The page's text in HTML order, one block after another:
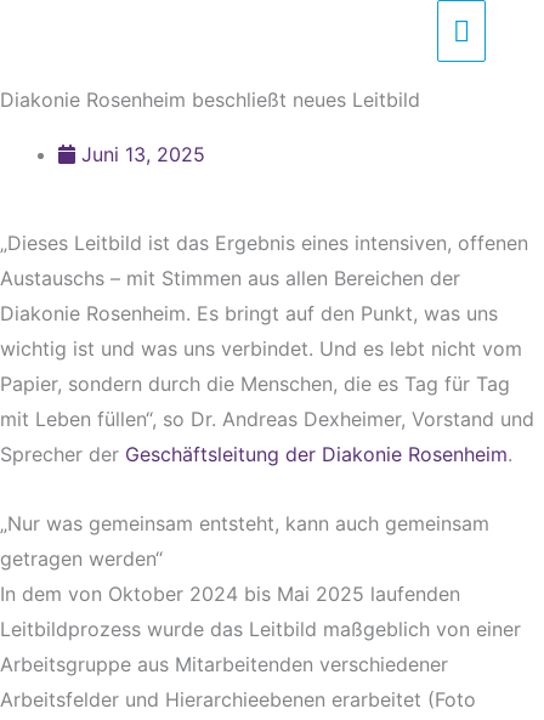
springen
Diakonie Rosenheim beschließt neues Leitbild
Juni 13, 2025
„Dieses Leitbild ist das Ergebnis eines intensiven, offenen
Austauschs – mit Stimmen aus allen Bereichen der
Diakonie Rosenheim. Es bringt auf den Punkt, was uns
wichtig ist und was uns verbindet. Und es lebt nicht vom
Papier, sondern durch die Menschen, die es Tag für Tag
mit Leben füllen“, so Dr. Andreas Dexheimer, Vorstand und
Sprecher der Geschäftsleitung der Diakonie Rosenheim.
„Nur was gemeinsam entsteht, kann auch gemeinsam
getragen werden“
In dem von Oktober 2024 bis Mai 2025 laufenden
Leitbildprozess wurde das Leitbild maßgeblich von einer
Arbeitsgruppe aus Mitarbeitenden verschiedener
Arbeitsfelder und Hierarchieebenen erarbeitet (Foto